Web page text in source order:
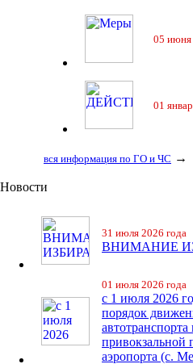
05 июня
01
вся информация по ГО и ЧС →
Новости
31 июля 2026 года
ВНИМАНИЕ
01 июля 2026 года
с 1 июля 2026
порядок
автотранспорта
привокзальной
аэропорта (с.